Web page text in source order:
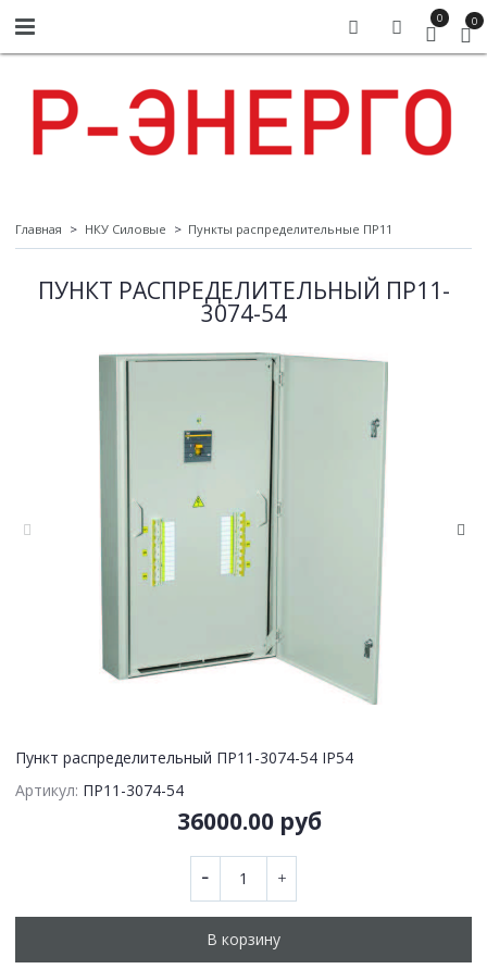
0 0
Главная НКУ Силовые Пункты распределительные ПР11
ПУНКТ РАСПРЕДЕЛИТЕЛЬНЫЙ ПР11-
3074-54
Пункт распределительный ПР11-3074-54 IP54
Артикул: ПР11-3074-54
36000.00 руб
В корзину